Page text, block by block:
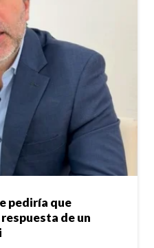
pediría que
de un